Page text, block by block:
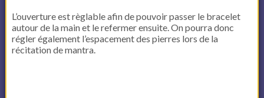
L’ouverture est règlable afin de pouvoir passer le bracelet
autour de la main et le refermer ensuite. On pourra donc
régler également l’espacement des pierres lors de la
récitation de mantra.